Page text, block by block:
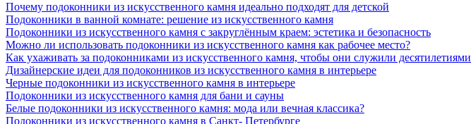
Почему подоконники из искусственного камня идеально подходят для детской
Подоконники в ванной комнате: решение из искусственного камня
Подоконники из искусственного камня с закруглённым краем: эстетика и безопасность
Можно ли использовать подоконники из искусственного камня как рабочее место?
Как ухаживать за подоконниками из искусственного камня, чтобы они служили десятилетиями
Дизайнерские идеи для подоконников из искусственного камня в интерьере
Черные подоконники из искусственного камня в интерьере
Подоконники из искусственного камня для бани и сауны
Белые подоконники из искусственного камня: мода или вечная классика?
Подоконники из искусственного камня в Санкт- Петербурге